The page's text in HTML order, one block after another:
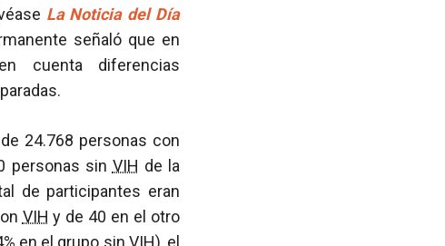
La Noticia del Día
señaló que en
cuenta diferencias
24.768 personas con
personas sin VIH de la
de participantes eran
VIH y de 40 en el otro
en el grupo sin VIH), el